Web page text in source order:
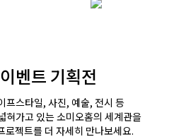
벤트 기획전
프스타일, 사진, 예술, 전시 등
혀가고 있는 소미오홈의 세계관을
로젝트를 더 자세히 만나보세요.